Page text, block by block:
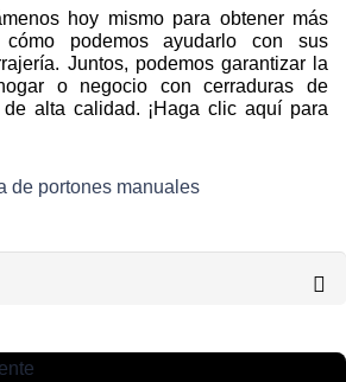
hoy mismo para obtener más
cómo podemos ayudarlo con sus
Juntos, podemos garantizar la
o negocio con cerraduras de
alta calidad. ¡Haga clic aquí para